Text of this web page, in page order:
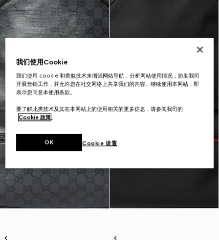
我们使用Cookie
我们使用 cookie 和类似技术来增强网站导航，分析网站使用情况，协助我司
开展营销工作，并允许您在社交网络上共享我们的内容。继续使用本网站，即
表示您同意本使用条款。
要了解此类技术及其在本网站上的使用相关的更多信息，请参阅我司的
Cookie 政策。
Cookie 设置
OK